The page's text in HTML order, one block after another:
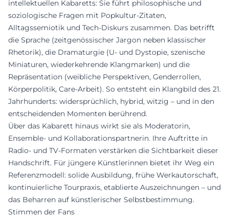
intellektuellen Kabaretts: Sie führt philosophische und
soziologische Fragen mit Popkultur-Zitaten,
Alltagssemiotik und Tech-Diskurs zusammen. Das betrifft
die Sprache (zeitgenössischer Jargon neben klassischer
Rhetorik), die Dramaturgie (U- und Dystopie, szenische
Miniaturen, wiederkehrende Klangmarken) und die
Repräsentation (weibliche Perspektiven, Genderrollen,
Körperpolitik, Care-Arbeit). So entsteht ein Klangbild des 21.
Jahrhunderts: widersprüchlich, hybrid, witzig – und in den
entscheidenden Momenten berührend.
Über das Kabarett hinaus wirkt sie als Moderatorin,
Ensemble- und Kollaborationspartnerin. Ihre Auftritte in
Radio- und TV-Formaten verstärken die Sichtbarkeit dieser
Handschrift. Für jüngere Künstlerinnen bietet ihr Weg ein
Referenzmodell: solide Ausbildung, frühe Werkautorschaft,
kontinuierliche Tourpraxis, etablierte Auszeichnungen – und
das Beharren auf künstlerischer Selbstbestimmung.
Stimmen der Fans